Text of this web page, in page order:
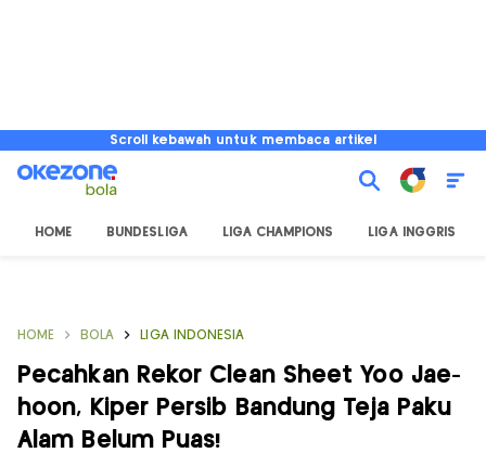
Scroll kebawah untuk membaca artikel
HOME BUNDESLIGA LIGA CHAMPIONS LIGA INGGRIS
HOME BOLA LIGA INDONESIA
Pecahkan Rekor Clean Sheet Yoo Jae-
hoon, Kiper Persib Bandung Teja Paku
Alam Belum Puas!